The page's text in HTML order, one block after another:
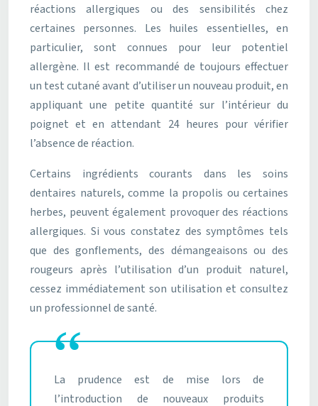
réactions allergiques ou des sensibilités chez
certaines personnes. Les huiles essentielles, en
particulier, sont connues pour leur potentiel
allergène. Il est recommandé de toujours effectuer
un test cutané avant d’utiliser un nouveau produit, en
appliquant une petite quantité sur l’intérieur du
poignet et en attendant 24 heures pour vérifier
l’absence de réaction.
Certains ingrédients courants dans les soins
dentaires naturels, comme la propolis ou certaines
herbes, peuvent également provoquer des réactions
allergiques. Si vous constatez des symptômes tels
que des gonflements, des démangeaisons ou des
rougeurs après l’utilisation d’un produit naturel,
cessez immédiatement son utilisation et consultez
un professionnel de santé.
La prudence est de mise lors de
l’introduction de nouveaux produits